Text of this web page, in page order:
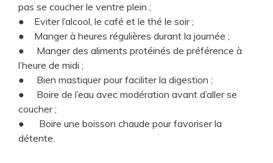
pas se coucher le ventre plein ;
● Eviter l’alcool, le café et le thé le soir ;
● Manger à heures régulières durant la journée ;
● Manger des aliments protéinés de préférence à
l’heure de midi ;
● Bien mastiquer pour faciliter la digestion ;
● Boire de l’eau avec modération avant d’aller se
coucher ;
● Boire une boisson chaude pour favoriser la
détente.